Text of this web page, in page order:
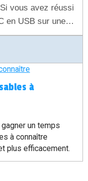
vous avez réussi
en USB sur une
saines et sauves.
rapide comment
passe chiffrés de
à
un temps
à connaître
plus efficacement.